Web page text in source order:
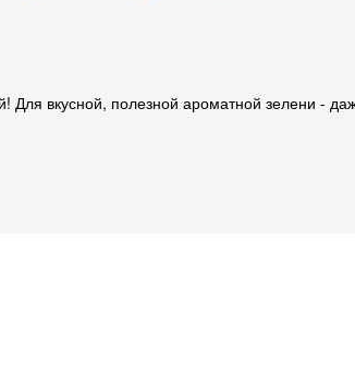
Для вкусной, полезной ароматной зелени -